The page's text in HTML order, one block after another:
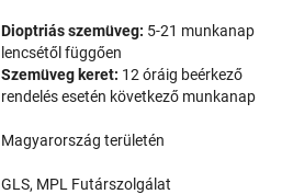
Dioptriás szemüveg: 5-21 munkanap
lencsétől függően
Szemüveg keret: 12 óráig beérkező
rendelés esetén következő munkanap
Magyarország területén
GLS, MPL Futárszolgálat